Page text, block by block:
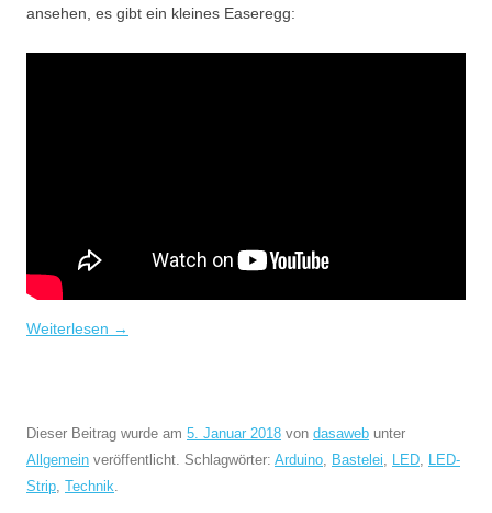
ansehen, es gibt ein kleines Easeregg:
Weiterlesen →
Dieser Beitrag wurde am 5. Januar 2018 von dasaweb unter
Allgemein veröffentlicht. Schlagwörter: Arduino, Bastelei, LED, LED-
Strip, Technik.